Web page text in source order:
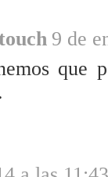
9 de
que